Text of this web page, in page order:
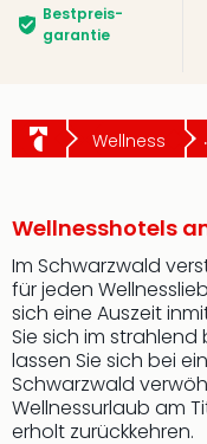
Bestpreis­
garantie
Wellness
Wellnesshotels
Im Schwarzwald
für jeden
sich eine Auszeit
Sie sich im
lassen Sie sich bei
Schwarzwald
Wellnessurlaub am
erholt zurückkehren.